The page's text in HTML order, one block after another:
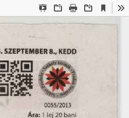
BemutatóMegnyitásNyomtatás
LetöltésAktuális
nézet
SZEPTEMBER 8., KEDD
0 0 55/2013
Ára: 1  lej 20 bani